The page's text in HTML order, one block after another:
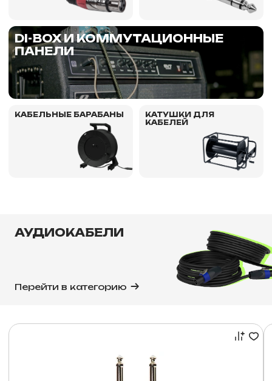
DI-BOX И КОММУТАЦИОННЫЕ
ПАНЕЛИ
КАБЕЛЬНЫЕ БАРАБАНЫ
КАТУШКИ ДЛЯ
КАБЕЛЕЙ
АУДИОКАБЕЛИ
Перейти в категорию